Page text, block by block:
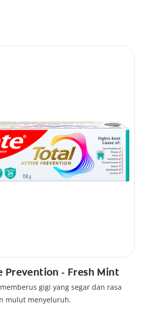
Prevention - Fresh Mint
gigi yang segar dan rasa
mulut menyeluruh.